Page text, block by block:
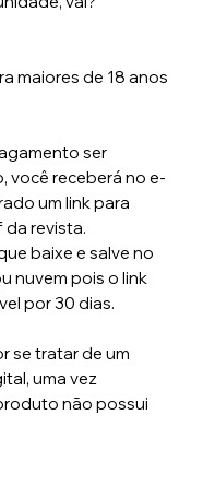
maiores de 18 anos
ser
você receberá no e-
um link para
revista.
baixe e salve no
nuvem pois o link
por 30 dias.
se tratar de um
uma vez
não possui